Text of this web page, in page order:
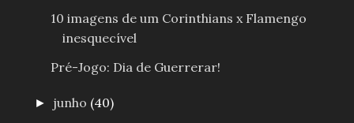
10 imagens de um Corinthians x Flamengo
inesquecível
Pré-Jogo: Dia de Guerrerar!
► junho (40)